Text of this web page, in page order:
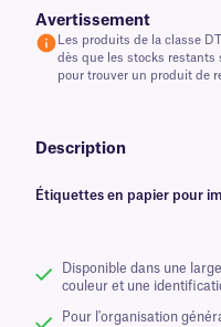
Avertissement
Les produits de la classe
dès que les stocks restants
pour trouver un produit de
Description
Étiquettes en papier pour
Disponible dans une
couleur et une
Pour l'organisation